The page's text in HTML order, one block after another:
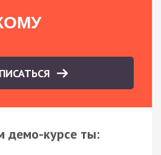
демо-курсе ты: